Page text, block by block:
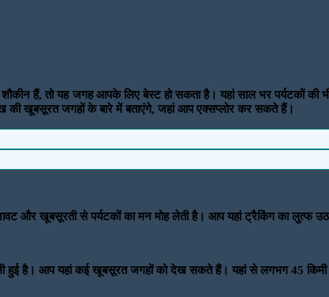
हैं, तो यह जगह आपके लिए बेस्ट हो सकता है। यहां साल भर पर्यटकों की
की खूबसूरत जगहों के बारे में बताएंगे, जहां आप एक्सप्लोर कर सकते हैं।
और खूबसूरती से पर्यटकों का मन मोह लेती है। आप यहां ट्रैकिंग का लुत्फ
हुई है। आप यहां कई खूबसूरत जगहों को देख सकते हैं। यहां से लगभग 45 किमी